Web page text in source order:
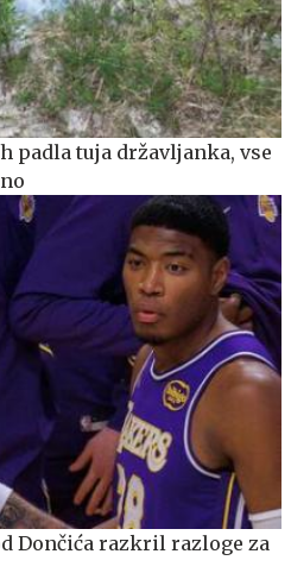
padla tuja državljanka, vse
Dončića razkril razloge za